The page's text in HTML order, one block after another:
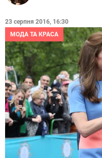
23 серпня 2016, 16:30
МОДА ТА КРАСА